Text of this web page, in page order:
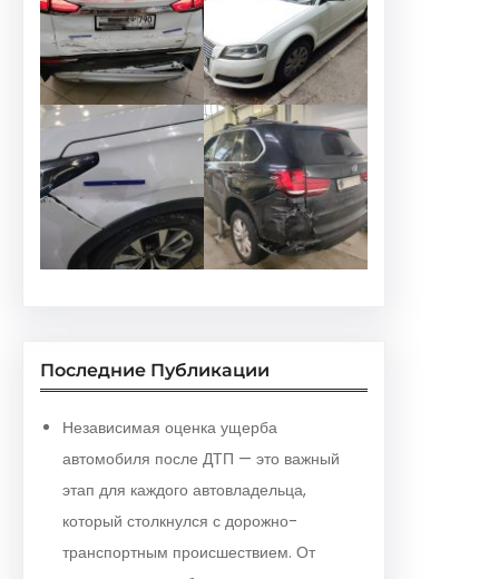
Последние Публикации
Независимая оценка ущерба
автомобиля после ДТП — это важный
этап для каждого автовладельца,
который столкнулся с дорожно-
транспортным происшествием. От